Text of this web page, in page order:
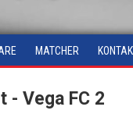
MATCHER
- Vega FC 2